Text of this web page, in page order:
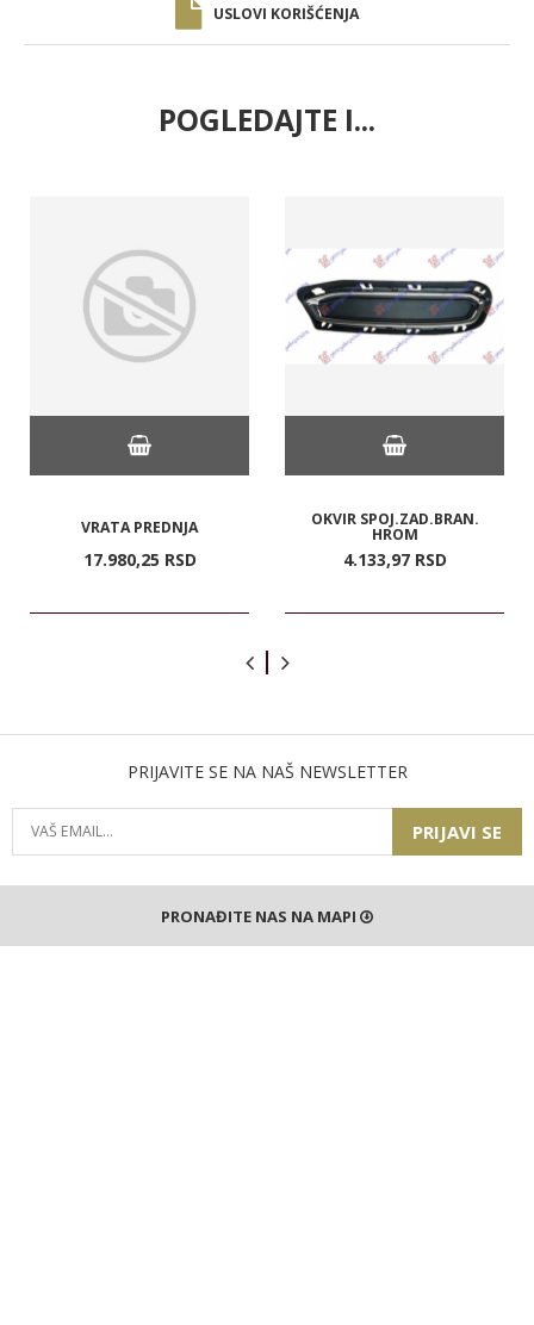
USLOVI KORIŠĆENJA
POGLEDAJTE I...
VRATA PREDNJA
17.980,25 RSD
OKVIR SPOJ.ZAD.BRAN.
HROM
4.133,97 RSD
PRIJAVITE SE NA NAŠ NEWSLETTER
PRIJAVI SE
PRONAĐITE NAS NA MAPI